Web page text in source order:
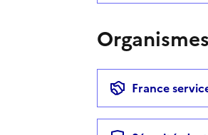
France